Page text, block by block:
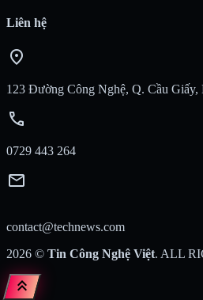
Liên hệ
location_on
123 Đường Công Nghệ, Q. Cầu Giấy,
call
0729 443 264
mail
contact@technews.com
2026 © Tin Công Nghệ Việt. ALL
keyboard_double_arrow_up